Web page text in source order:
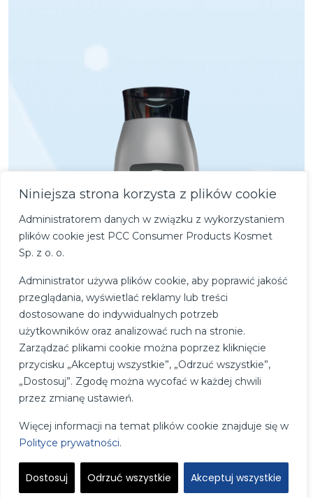
Niniejsza strona korzysta z plików cookie
Administratorem danych w związku z wykorzystaniem
plików cookie jest PCC Consumer Products Kosmet
Sp. z o. o.
Administrator używa plików cookie, aby poprawić jakość
przeglądania, wyświetlać reklamy lub treści
dostosowane do indywidualnych potrzeb
użytkowników oraz analizować ruch na stronie.
Zarządzać plikami cookie można poprzez kliknięcie
przycisku „Akceptuj wszystkie”, „Odrzuć wszystkie”,
„Dostosuj”. Zgodę można wycofać w każdej chwili
przez zmianę ustawień.
Więcej informacji na temat plików cookie znajduje się w
Polityce prywatności.
Dostosuj Odrzuć wszystkie Akceptuj wszystkie